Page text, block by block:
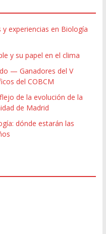
experiencias en Biología
y su papel en el clima
— Ganadores del V
del COBCM
de la evolución de la
de Madrid
dónde estarán las